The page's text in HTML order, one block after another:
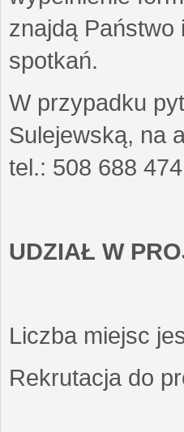
znajdą Państwo
spotkań.
W przypadku
Sulejewską, na
tel.: 508 688
UDZIAŁ W
Liczba miejsc
Rekrutacja do